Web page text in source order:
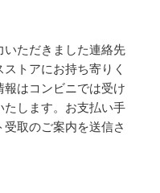
いただきました連絡先
トアにお持ち寄りく
はコンビニでは受け
します。お支払い手
取のご案内を送信さ